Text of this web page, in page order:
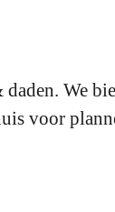
We
voor